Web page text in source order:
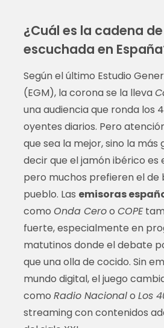
¿Cuál es la cadena
escuchada en
Según el último Estudio
(EGM), la corona se la lleva
una audiencia que ronda los
oyentes diarios. Pero
que sea la mejor, sino la más
decir que el jamón ibérico es
pero muchos prefieren el de
pueblo. Las emisoras
como Onda Ceroo COPE
fuerte, especialmente en
matutinos donde el debate
que una olla de cocido. Sin
mundo digital, el juego
como Radio Nacionalo Los
streaming con contenidos